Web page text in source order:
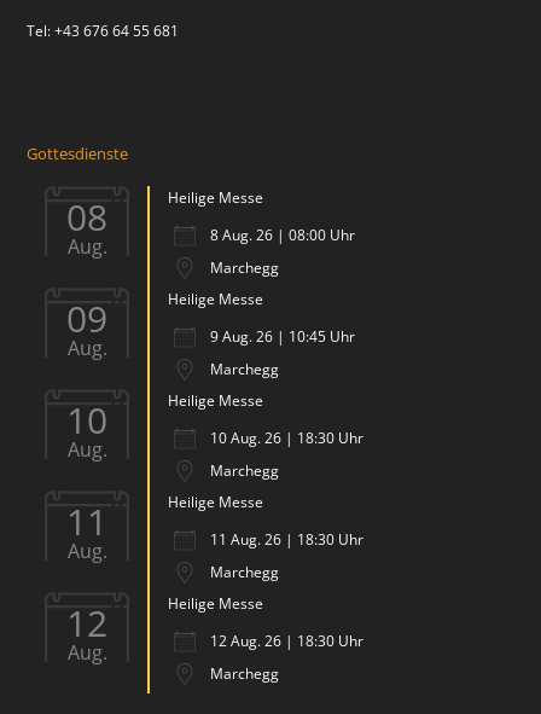
Tel: +43 676 64 55 681
Gottesdienste
08
Aug.
Heilige Messe
8 Aug. 26 | 08:00 Uhr
Marchegg
09
Aug.
Heilige Messe
9 Aug. 26 | 10:45 Uhr
Marchegg
10
Aug.
Heilige Messe
10 Aug. 26 | 18:30 Uhr
Marchegg
11
Aug.
Heilige Messe
11 Aug. 26 | 18:30 Uhr
Marchegg
12
Aug.
Heilige Messe
12 Aug. 26 | 18:30 Uhr
Marchegg